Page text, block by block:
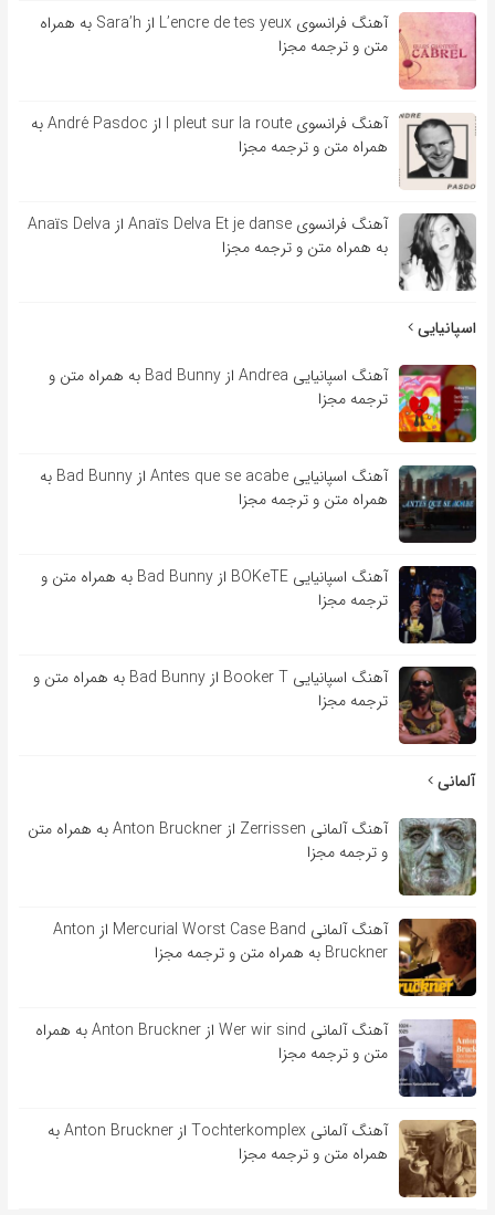
آهنگ فرانسوی L’encre de tes yeux از Sara’h به همراه
متن و ترجمه مجزا
آهنگ فرانسوی l pleut sur la route از André Pasdoc به
همراه متن و ترجمه مجزا
آهنگ فرانسوی Anaïs Delva Et je danse از Anaïs Delva
به همراه متن و ترجمه مجزا
اسپانیایی
آهنگ اسپانیایی Andrea از Bad Bunny به همراه متن و
ترجمه مجزا
آهنگ اسپانیایی Antes que se acabe از Bad Bunny به
همراه متن و ترجمه مجزا
آهنگ اسپانیایی BOKeTE از Bad Bunny به همراه متن و
ترجمه مجزا
آهنگ اسپانیایی Booker T از Bad Bunny به همراه متن و
ترجمه مجزا
آلمانی
آهنگ آلمانی Zerrissen از Anton Bruckner به همراه متن
و ترجمه مجزا
آهنگ آلمانی Mercurial Worst Case Band از Anton
Bruckner به همراه متن و ترجمه مجزا
آهنگ آلمانی Wer wir sind از Anton Bruckner به همراه
متن و ترجمه مجزا
آهنگ آلمانی Tochterkomplex از Anton Bruckner به
همراه متن و ترجمه مجزا